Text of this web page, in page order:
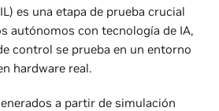
es una etapa de prueba crucial
autónomos con tecnología de IA,
control se prueba en un entorno
hardware real.
a partir de simulación